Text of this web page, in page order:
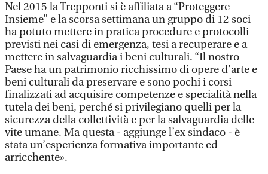
Nel 2015 la Trepponti si è affiliata a “Proteggere
Insieme” e la scorsa settimana un gruppo di 12 soci
ha potuto mettere in pratica procedure e protocolli
previsti nei casi di emergenza, tesi a recuperare e a
mettere in salvaguardia i beni culturali. “Il nostro
Paese ha un patrimonio ricchissimo di opere d’arte e
beni culturali da preservare e sono pochi i corsi
finalizzati ad acquisire competenze e specialità nella
tutela dei beni, perché si privilegiano quelli per la
sicurezza della collettività e per la salvaguardia delle
vite umane. Ma questa - aggiunge l’ex sindaco - è
stata un’esperienza formativa importante ed
arricchente».